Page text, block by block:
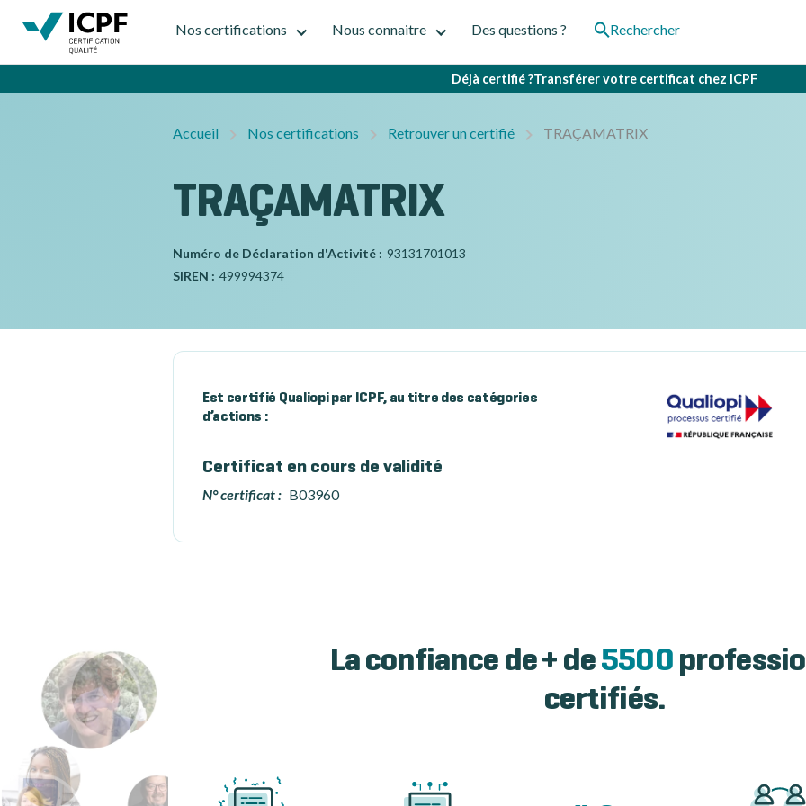
Nos certifications Nous connaitre Des questions ? Rechercher
Déjà certifié ?Transférer votre certificat chez ICPF
Accueil Nos certifications Retrouver un certifié TRAÇAMATRIX
TRAÇAMATRIX
Numéro de Déclaration d'Activité : 93131701013
SIREN : 499994374
Est certifié Qualiopi par ICPF, au titre des catégories
d’actions :
Certificat en cours de validité
N° certificat : B03960
La confiance de + de 5500
certifiés.